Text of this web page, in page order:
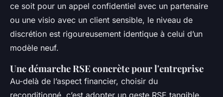
ce soit pour un appel confidentiel avec un partenaire
ou une visio avec un client sensible, le niveau de
discrétion est rigoureusement identique à celui d’un
modèle neuf.
Une démarche RSE concrète pour l'entreprise
Au-delà de l’aspect financier, choisir du